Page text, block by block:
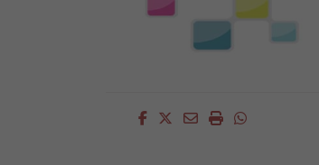
Facebook
Twitter
EmailImprimirWhatsapp